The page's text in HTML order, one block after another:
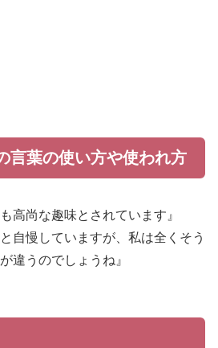
言葉の使い方や使われ方
高尚な趣味とされています』
自慢していますが、私は全くそう
違うのでしょうね』